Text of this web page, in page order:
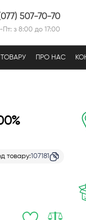
507-70-70
Пт: з 8:00 до 17:00
ПРО НАС
товару 107181